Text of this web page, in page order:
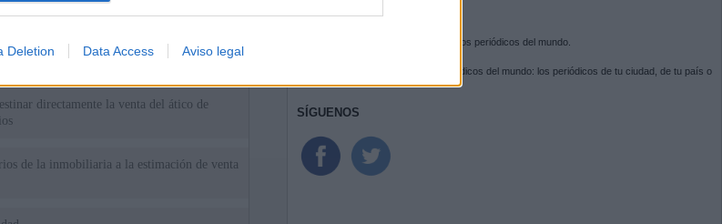
Deletion Data Access Aviso legal
la compra del ático: "Lo que no se dice es
para la presidenta"
directamente la venta del ático de
de la inmobiliaria a la estimación de venta
es la puerta de entrada a los periódicos del mundo.
Navega por las portadas de los periódicos del mundo: los periódicos de tu ciudad, de tu país o
SÍGUENOS